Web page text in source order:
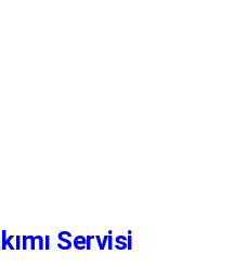
Servisi